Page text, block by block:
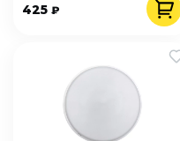
425 ₽